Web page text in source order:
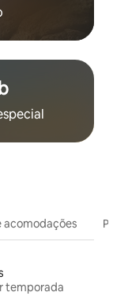
acomodações
temporada